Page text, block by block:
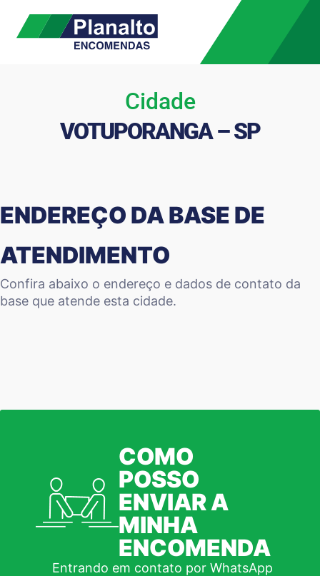
Cidade
VOTUPORANGA – SP
ENDEREÇO DA BASE DE
ATENDIMENTO
Confira abaixo o endereço e dados de contato da
base que atende esta cidade.
COMO
POSSO
ENVIAR A
MINHA
ENCOMENDA
Entrando em contato por WhatsApp